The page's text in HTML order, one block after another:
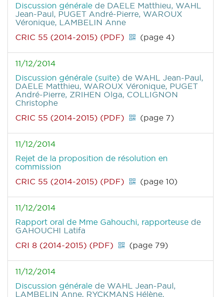
Discussion générale de DAELE Matthieu, WAHL
Jean-Paul, PUGET André-Pierre, WAROUX
Véronique, LAMBELIN Anne
CRIC 55 (2014-2015) (PDF)
(page 4)
11/12/2014
Discussion générale (suite) de WAHL Jean-Paul,
DAELE Matthieu, WAROUX Véronique, PUGET
André-Pierre, ZRIHEN Olga, COLLIGNON
Christophe
CRIC 55 (2014-2015) (PDF)
(page 7)
11/12/2014
Rejet de la proposition de résolution en
commission
CRIC 55 (2014-2015) (PDF)
(page 10)
11/12/2014
Rapport oral de Mme Gahouchi, rapporteuse de
GAHOUCHI Latifa
CRI 8 (2014-2015) (PDF)
(page 79)
11/12/2014
Discussion générale de WAHL Jean-Paul,
LAMBELIN Anne, RYCKMANS Hélène,